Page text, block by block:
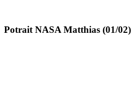
Potrait NASA Matthias (01/02)